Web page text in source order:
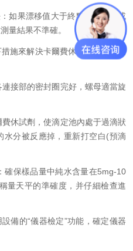
果漂移值大于終點判定值，或
量結果不準確。
來解決卡爾費休水分儀測量結
部的密封圈完好，螺母適當旋
休試劑，使滴定池內處于過滴狀
水分被反應掉，重新打空白(預滴
保樣品量中純水含量在5mg-10
量天平的準確度，并仔細檢查進
的“儀器檢定”功能，確定儀器